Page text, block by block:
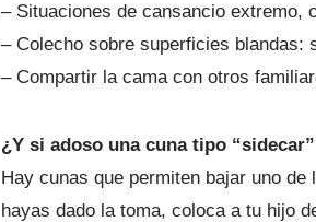
– Situaciones de cansancio extremo,
– Colecho sobre superficies
– Compartir la cama con otros
¿Y si adoso una cuna tipo
Hay cunas que permiten bajar uno
hayas dado la toma, coloca a tu hijo